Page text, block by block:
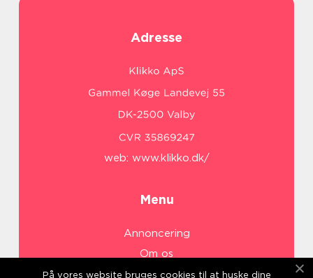
Adresse
web: www.klikko.dk/
Menu
Annoncering
Om os
Cookies
På vores website bruges cookies til at huske dine